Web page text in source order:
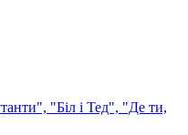
"Біл і Тед", "Де ти,